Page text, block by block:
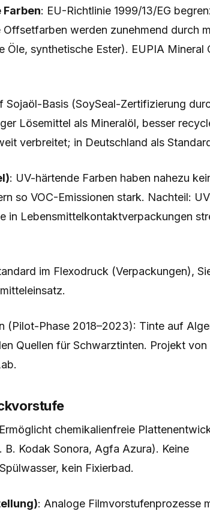
: EU-Richtlinie 1999/13/EG
Offsetfarben werden zunehmend durch
Öle, synthetische Ester). EUPIA Mineral
Sojaöl-Basis (SoySeal-Zertifizierung
Lösemittel als Mineralöl, besser
verbreitet; in Deutschland als
: UV-härtende Farben haben nahezu
so VOC-Emissionen stark. Nachteil:
in Lebensmittelkontaktverpackungen
im Flexodruck (Verpackungen),
(Pilot-Phase 2018–2023): Tinte auf
Quellen für Schwarztinten. Projekt von
chemikalienfreie
Kodak Sonora, Agfa Azura). Keine
kein Fixierbad.
: Analoge Filmvorstufenprozesse